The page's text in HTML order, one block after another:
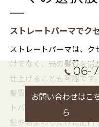
ストレートパーマでク
ストレートパーマは、ク
けでなく、元の髪質を活
仕上げることも可能です
髪質やクセの強さを見極
トパーマを提案するケ
髪や顔まわりだけに施術
06-
お問い合わせはこ
ら